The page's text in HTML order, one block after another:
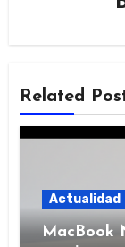
Related
Actualidad
MacBook